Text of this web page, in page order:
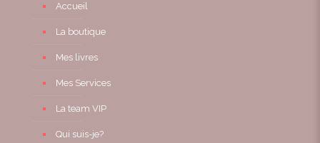
Accueil
La boutique
Mes livres
Mes Services
La team VIP
Qui suis-je?